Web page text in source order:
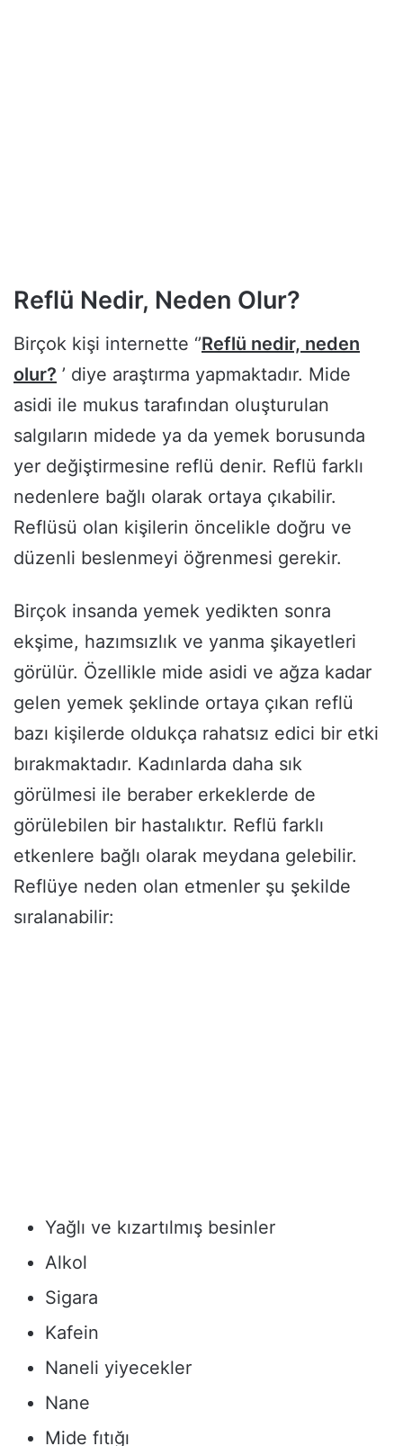
Reflü Nedir, Neden Olur?
Birçok kişi internette ‘’Reflü nedir, neden
olur? ’ diye araştırma yapmaktadır. Mide
asidi ile mukus tarafından oluşturulan
salgıların midede ya da yemek borusunda
yer değiştirmesine reflü denir. Reflü farklı
nedenlere bağlı olarak ortaya çıkabilir.
Reflüsü olan kişilerin öncelikle doğru ve
düzenli beslenmeyi öğrenmesi gerekir.
Birçok insanda yemek yedikten sonra
ekşime, hazımsızlık ve yanma şikayetleri
görülür. Özellikle mide asidi ve ağza kadar
gelen yemek şeklinde ortaya çıkan reflü
bazı kişilerde oldukça rahatsız edici bir etki
bırakmaktadır. Kadınlarda daha sık
görülmesi ile beraber erkeklerde de
görülebilen bir hastalıktır. Reflü farklı
etkenlere bağlı olarak meydana gelebilir.
Reflüye neden olan etmenler şu şekilde
sıralanabilir:
Yağlı ve kızartılmış besinler
Alkol
Sigara
Kafein
Naneli yiyecekler
Nane
Mide fıtığı